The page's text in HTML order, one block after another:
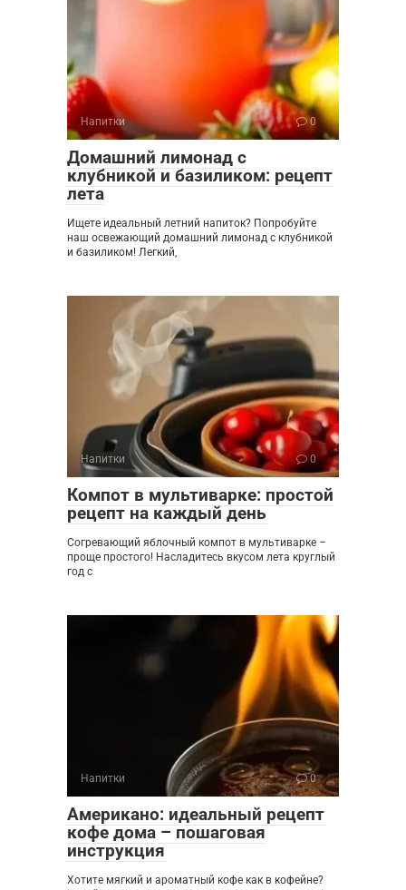
Напитки 0
Домашний лимонад с
клубникой и базиликом: рецепт
лета
Ищете идеальный летний напиток? Попробуйте
наш освежающий домашний лимонад с клубникой
и базиликом! Легкий,
Напитки 0
Компот в мультиварке: простой
рецепт на каждый день
Согревающий яблочный компот в мультиварке –
проще простого! Насладитесь вкусом лета круглый
год с
Напитки 0
Американо: идеальный рецепт
кофе дома – пошаговая
инструкция
Хотите мягкий и ароматный кофе как в кофейне?